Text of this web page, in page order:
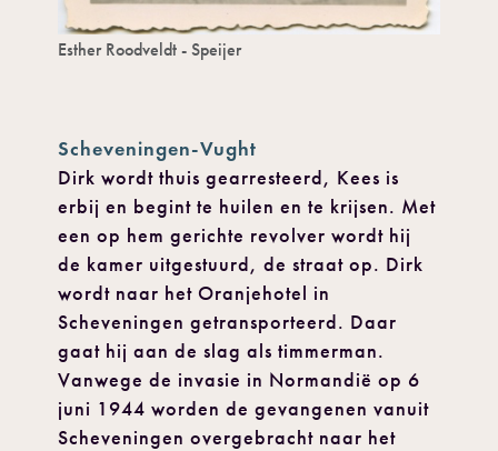
Esther Roodveldt - Speijer
Scheveningen-Vught
Dirk wordt thuis gearresteerd, Kees is
erbij en begint te huilen en te krijsen. Met
een op hem gerichte revolver wordt hij
de kamer uitgestuurd, de straat op. Dirk
wordt naar het Oranjehotel in
Scheveningen getransporteerd. Daar
gaat hij aan de slag als timmerman.
Vanwege de invasie in Normandië op 6
juni 1944 worden de gevangenen vanuit
Scheveningen overgebracht naar het